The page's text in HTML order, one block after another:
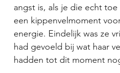
angst is, als je die echt
een kippenvelmoment
energie. Eindelijk was ze
had gevoeld bij wat haar
hadden tot dit moment